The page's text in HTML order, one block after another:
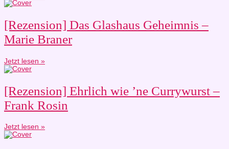
[Rezension] Das Glashaus Geheimnis –
Marie Braner
Jetzt lesen »
[Rezension] Ehrlich wie ’ne Currywurst –
Frank Rosin
Jetzt lesen »